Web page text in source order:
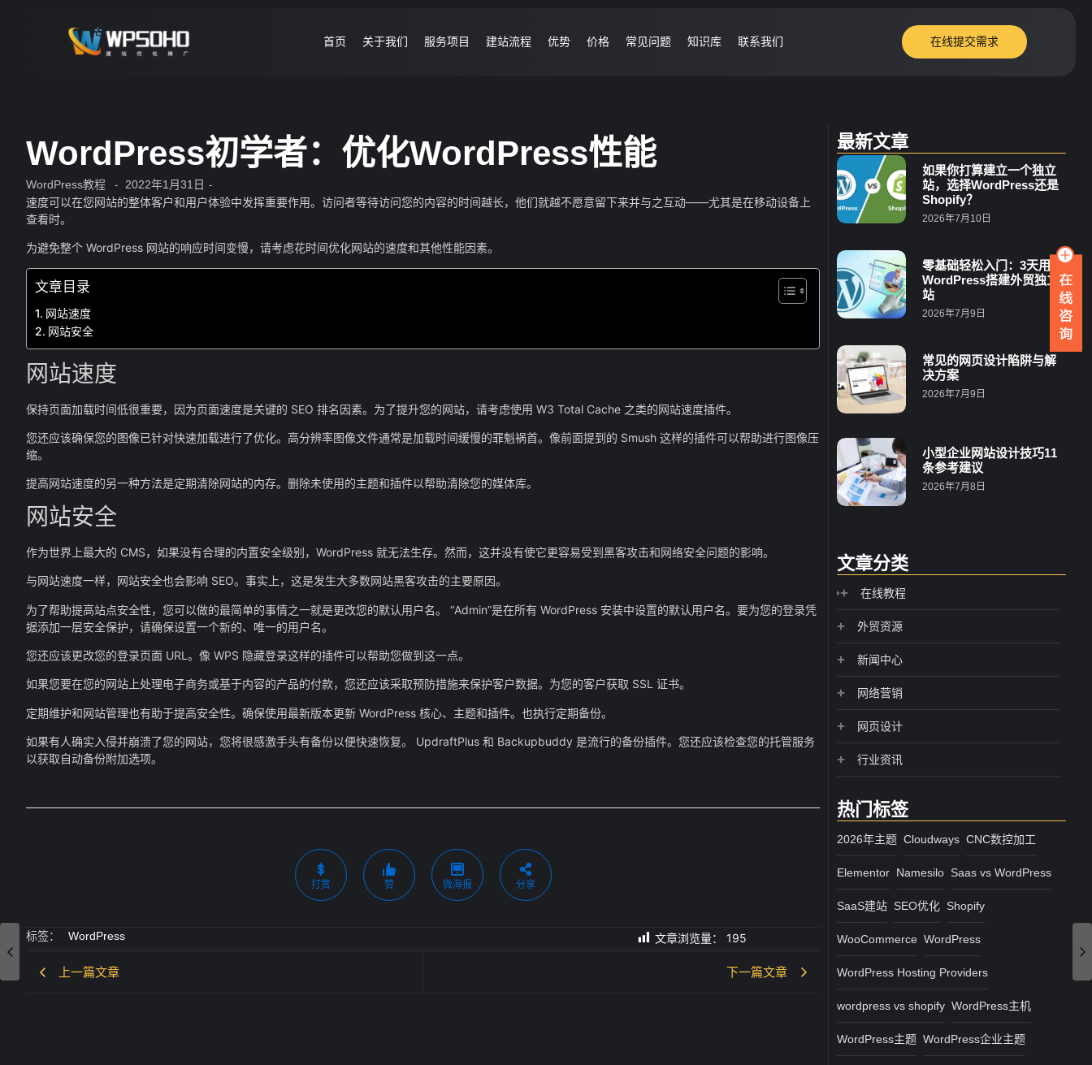
首页 关于我们 服务项目 建站流程 优势 价格 常见问题 知识库 联系我们 在线提交需求
WordPress初学者：优化WordPress性能
WordPress教程 - 2022年1月31日 -
速度可以在您网站的整体客户和用户体验中发挥重要作用。访问者等待访问您的内容的时间越长，他们就越不愿意留下来并与之互动——尤其是在移动设备上
查看时。
为避免整个 WordPress 网站的响应时间变慢，请考虑花时间优化网站的速度和其他性能因素。
文章目录
网站速度
网站安全
网站速度
保持页面加载时间低很重要，因为页面速度是关键的 SEO 排名因素。为了提升您的网站，请考虑使用 W3 Total Cache 之类的网站速度插件。
您还应该确保您的图像已针对快速加载进行了优化。高分辨率图像文件通常是加载时间缓慢的罪魁祸首。像前面提到的 Smush 这样的插件可以帮助进行图像压
缩。
提高网站速度的另一种方法是定期清除网站的内存。删除未使用的主题和插件以帮助清除您的媒体库。
网站安全
作为世界上最大的 CMS，如果没有合理的内置安全级别，WordPress 就无法生存。然而，这并没有使它更容易受到黑客攻击和网络安全问题的影响。
与网站速度一样，网站安全也会影响 SEO。事实上，这是发生大多数网站黑客攻击的主要原因。
为了帮助提高站点安全性，您可以做的最简单的事情之一就是更改您的默认用户名。 “Admin”是在所有 WordPress 安装中设置的默认用户名。要为您的登录凭
据添加一层安全保护，请确保设置一个新的、唯一的用户名。
您还应该更改您的登录页面 URL。像 WPS 隐藏登录这样的插件可以帮助您做到这一点。
如果您要在您的网站上处理电子商务或基于内容的产品的付款，您还应该采取预防措施来保护客户数据。为您的客户获取 SSL 证书。
定期维护和网站管理也有助于提高安全性。确保使用最新版本更新 WordPress 核心、主题和插件。也执行定期备份。
如果有人确实入侵并崩溃了您的网站，您将很感激手头有备份以便快速恢复。 UpdraftPlus 和 Backupbuddy 是流行的备份插件。您还应该检查您的托管服务
以获取自动备份附加选项。
打赏 赞 微海报 分享
标签： WordPress 文章浏览量： 195
上一篇文章 下一篇文章
最新文章
如果你打算建立一个独立
站，选择WordPress还是
Shopify？
2026年7月10日
零基础轻松入门：3天用
WordPress搭建外贸独立
站
2026年7月9日
常见的网页设计陷阱与解
决方案
2026年7月9日
小型企业网站设计技巧11
条参考建议
2026年7月8日
文章分类
在线教程
外贸资源
新闻中心
网络营销
网页设计
行业资讯
热门标签
2026年主题 Cloudways CNC数控加工
Elementor Namesilo Saas vs WordPress
SaaS建站 SEO优化 Shopify
WooCommerce WordPress
WordPress Hosting Providers
wordpress vs shopify WordPress主机
WordPress主题 WordPress企业主题